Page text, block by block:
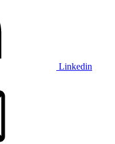
Linkedin